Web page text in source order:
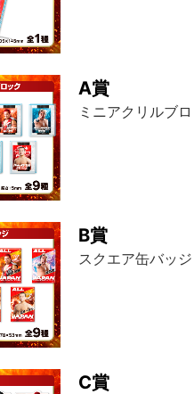
A賞
ミニアクリルブロ
B賞
スクエア缶バッジ
C賞